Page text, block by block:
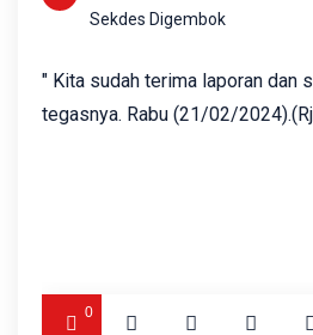
Sekdes Digembok
" Kita sudah terima laporan dan
tegasnya.‎ Rabu (21/02/
0